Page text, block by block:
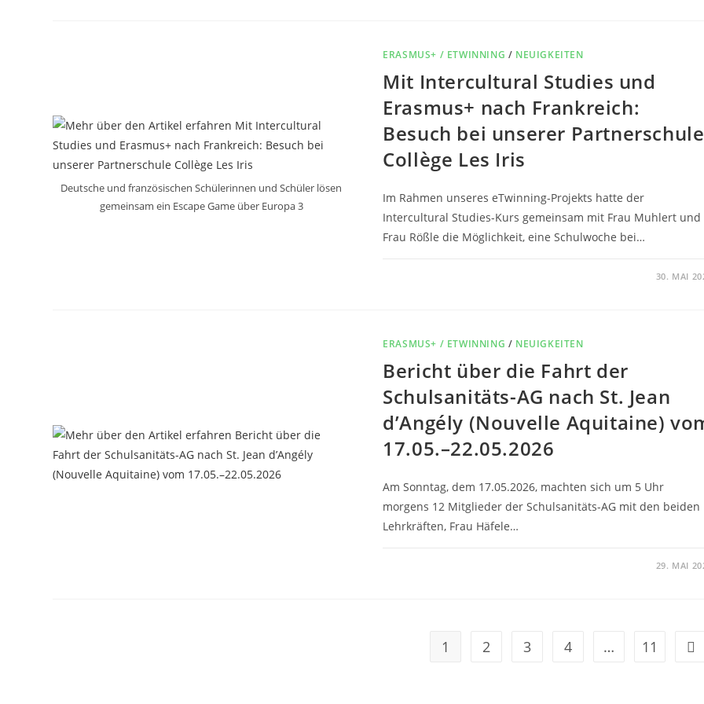
Deutsche und französischen Schülerinnen und Schüler lösen
gemeinsam ein Escape Game über Europa 3
ERASMUS+ / ETWINNING / NEUIGKEITEN
Mit Intercultural Studies und
Erasmus+ nach Frankreich:
Besuch bei unserer Partnerschule
Collège Les Iris
Im Rahmen unseres eTwinning-Projekts hatte der
Intercultural Studies-Kurs gemeinsam mit Frau Muhlert und
Frau Rößle die Möglichkeit, eine Schulwoche bei…
30. MAI
ERASMUS+ / ETWINNING / NEUIGKEITEN
Bericht über die Fahrt der
Schulsanitäts-AG nach St. Jean
d’Angély (Nouvelle Aquitaine)
17.05.–22.05.2026
Am Sonntag, dem 17.05.2026, machten sich um 5 Uhr
morgens 12 Mitglieder der Schulsanitäts-AG mit den beiden
Lehrkräften, Frau Häfele…
29. MAI
1 2 3 4 … 11